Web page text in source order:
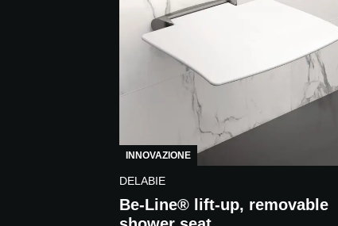
INNOVAZIONE
DELABIE
Be-Line® lift-up, removable